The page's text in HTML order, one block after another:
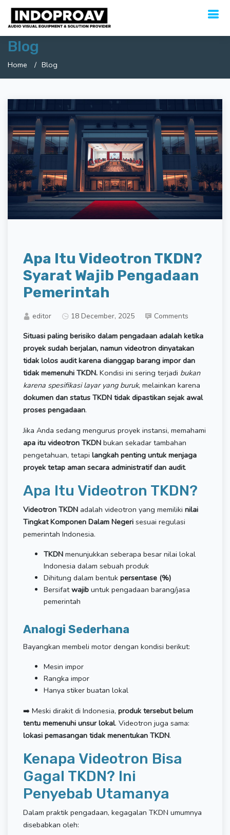
Blog
Home Blog
Apa Itu Videotron TKDN?
Syarat Wajib Pengadaan
Pemerintah
editor 18 December, 2025 Comments
Situasi paling berisiko dalam pengadaan adalah ketika
proyek sudah berjalan, namun videotron dinyatakan
tidak lolos audit karena dianggap barang impor dan
tidak memenuhi TKDN. Kondisi ini sering terjadi bukan
karena spesifikasi layar yang buruk, melainkan karena
dokumen dan status TKDN tidak dipastikan sejak awal
proses pengadaan.
Jika Anda sedang mengurus proyek instansi, memahami
apa itu videotron TKDN bukan sekadar tambahan
pengetahuan, tetapi langkah penting untuk menjaga
proyek tetap aman secara administratif dan audit.
Apa Itu Videotron TKDN?
Videotron TKDN adalah videotron yang memiliki nilai
Tingkat Komponen Dalam Negeri sesuai regulasi
pemerintah Indonesia.
TKDN menunjukkan seberapa besar nilai lokal
Indonesia dalam sebuah produk
Dihitung dalam bentuk persentase (%)
Bersifatwajib untuk pengadaan barang/jasa
pemerintah
Analogi Sederhana
Bayangkan membeli motor dengan kondisi berikut:
Mesin impor
Rangka impor
Hanya stiker buatan lokal
➡️ Meski dirakit di Indonesia, produk tersebut belum
tentu memenuhi unsur lokal. Videotron juga sama:
lokasi pemasangan tidak menentukan TKDN.
Kenapa Videotron Bisa
Gagal TKDN? Ini
Penyebab Utamanya
Dalam praktik pengadaan, kegagalan TKDN umumnya
disebabkan oleh: